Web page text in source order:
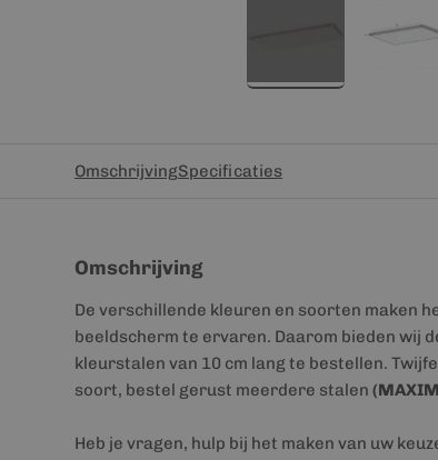
OmschrijvingSpecificaties
Omschrijving
De verschillende kleuren en soorten maken
beeldscherm te ervaren. Daarom bieden wij
kleurstalen van 10 cm lang te bestellen.
soort, bestel gerust meerdere stalen
Heb je vragen, hulp bij het maken van uw